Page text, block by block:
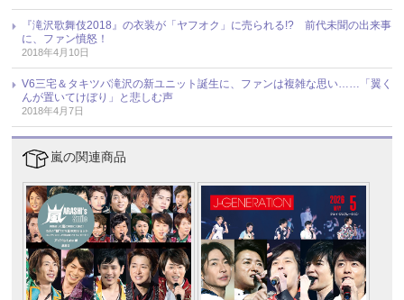
『滝沢歌舞伎2018』の衣装が「ヤフオク」に売られる!? 前代未聞の出来事
に、ファン憤怒！
2018年4月10日
V6三宅＆タキツバ滝沢の新ユニット誕生に、ファンは複雑な思い……「翼く
んが置いてけぼり」と悲しむ声
2018年4月7日
嵐の関連商品